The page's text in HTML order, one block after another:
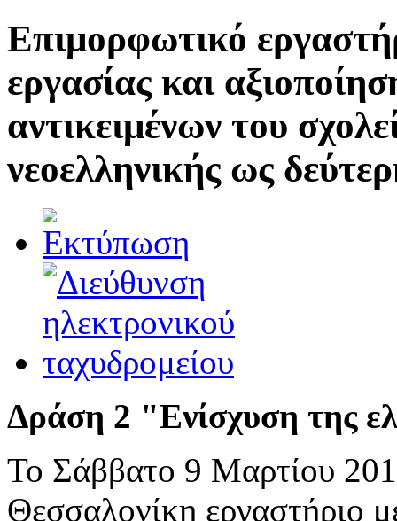
Επιμορφωτικό
εργασίας και
αντικειμένων του
νεοελληνικής ως
Δράση 2 "Ενίσχυση της
Το Σάββατο 9 Μαρτίου
Θεσσαλονίκη εργαστήριο